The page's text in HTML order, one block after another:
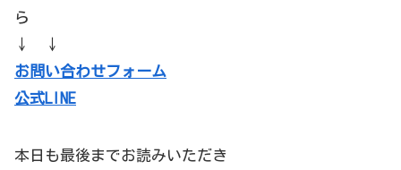
ら
↓ ↓
お問い合わせフォーム
公式LINE
本日も最後までお読みいただき